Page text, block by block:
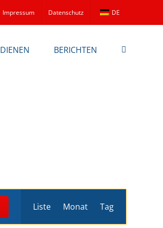
Impressum Datenschutz DE
DIENEN BERICHTEN
Ansichten-
Liste Monat Tag